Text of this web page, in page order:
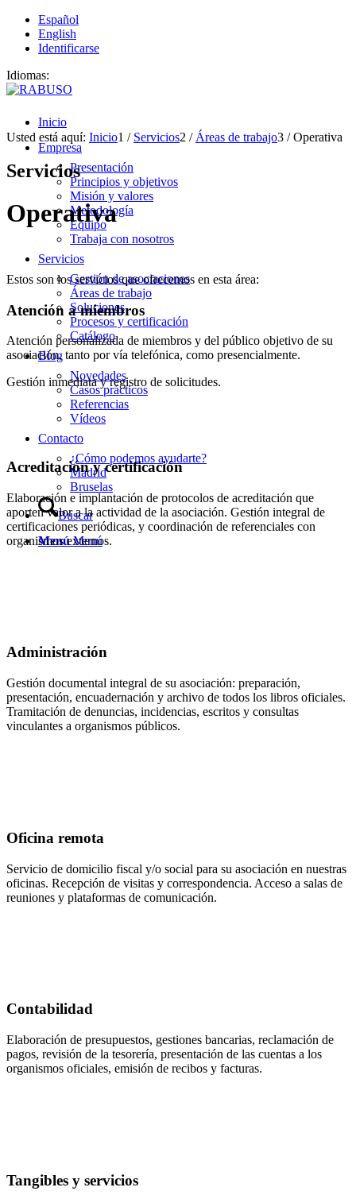
Español
English
Identificarse
Idiomas:
Inicio
Empresa
Presentación
Principios y objetivos
Misión y valores
Metodología
Equipo
Trabaja con nosotros
Servicios
Gestión de asociaciones
Áreas de trabajo
Soluciones
Procesos y certificación
Catálogo
Blog
Novedades
Casos prácticos
Referencias
Vídeos
Contacto
¿Cómo podemos ayudarte?
Madrid
Bruselas
Buscar
Menú Menú
Usted está aquí: Inicio1 / Servicios2 / Áreas de trabajo3 / Operativa
Servicios
Operativa
Estos son los servicios que ofrecemos en esta área:
Atención a miembros
Atención personalizada de miembros y del público objetivo de su
asociación, tanto por vía telefónica, como presencialmente.
Gestión inmediata y registro de solicitudes.
Acreditación y certificación
Elaboración e implantación de protocolos de acreditación que
aporten valor a la actividad de la asociación. Gestión integral de
certificaciones periódicas, y coordinación de referenciales con
organismos externos.
Administración
Gestión documental integral de su asociación: preparación,
presentación, encuadernación y archivo de todos los libros oficiales.
Tramitación de denuncias, incidencias, escritos y consultas
vinculantes a organismos públicos.
Oficina remota
Servicio de domicilio fiscal y/o social para su asociación en nuestras
oficinas. Recepción de visitas y correspondencia. Acceso a salas de
reuniones y plataformas de comunicación.
Contabilidad
Elaboración de presupuestos, gestiones bancarias, reclamación de
pagos, revisión de la tesorería, presentación de las cuentas a los
organismos oficiales, emisión de recibos y facturas.
Tangibles y servicios